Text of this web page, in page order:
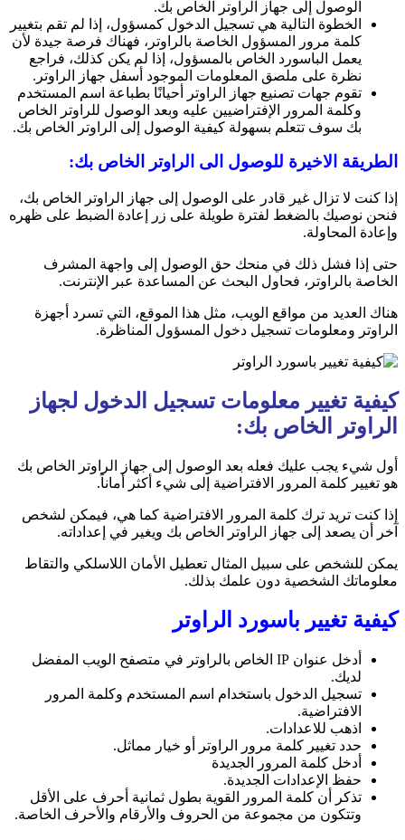
الوصول إلى جهاز الراوتر الخاص بك.
الخطوة التالية هي تسجيل الدخول كمسؤول، إذا لم تقم بتغيير
كلمة مرور المسؤول الخاصة بالراوتر، فهناك فرصة جيدة لأن
يعمل الباسورد الخاص بالمسؤول، إذا لم يكن كذلك، فراجع
نظرة على ملصق المعلومات الموجود أسفل جهاز الراوتر.
تقوم جهات تصنيع جهاز الراوتر أحيانًا بطباعة اسم المستخدم
وكلمة المرور الإفتراضيين عليه وبعد الوصول للراوتر الخاص
بك سوف تتعلم بسهولة كيفية الوصول إلى الراوتر الخاص بك.
الطريقة الاخيرة للوصول الى الراوتر الخاص بك:
إذا كنت لا تزال غير قادر على الوصول إلى جهاز الراوتر الخاص بك،
فنحن نوصيك بالضغط لفترة طويلة على زر إعادة الضبط على ظهره
وإعادة المحاولة.
حتى إذا فشل ذلك في منحك حق الوصول إلى واجهة المشرف
الخاصة بالراوتر، فحاول البحث عن المساعدة عبر الإنترنت.
هناك العديد من مواقع الويب، مثل هذا الموقع، التي تسرد أجهزة
الراوتر ومعلومات تسجيل دخول المسؤول المناظرة.
كيفية تغيير معلومات تسجيل الدخول لجهاز
الراوتر الخاص بك:
أول شيء يجب عليك فعله بعد الوصول إلى جهاز الراوتر الخاص بك
هو تغيير كلمة المرور الافتراضية إلى شيء أكثر أماناً.
إذا كنت تريد ترك كلمة المرور الافتراضية كما هي، فيمكن لشخص
آخر أن يصعد إلى جهاز الراوتر الخاص بك ويغير في إعداداته.
يمكن للشخص على سبيل المثال تعطيل الأمان اللاسلكي والتقاط
معلوماتك الشخصية دون علمك بذلك.
كيفية تغيير باسورد الراوتر
أدخل عنوان IP الخاص بالراوتر في متصفح الويب المفضل
لديك.
تسجيل الدخول باستخدام اسم المستخدم وكلمة المرور
الافتراضية.
اذهب للاعدادات.
حدد تغيير كلمة مرور الراوتر أو خيار مماثل.
أدخل كلمة المرور الجديدة
حفظ الإعدادات الجديدة.
تذكر أن كلمة المرور القوية بطول ثمانية أحرف على الأقل
وتتكون من مجموعة من الحروف والأرقام والأحرف الخاصة.